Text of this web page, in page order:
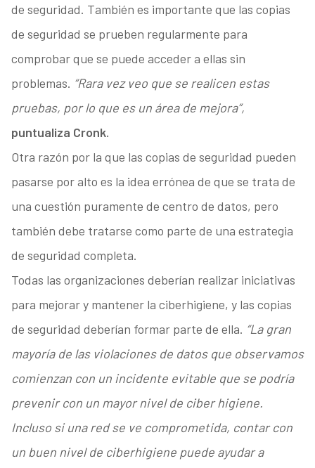
de seguridad. También es importante que las copias
de seguridad se prueben regularmente para
comprobar que se puede acceder a ellas sin
problemas. “Rara vez veo que se realicen estas
pruebas, por lo que es un área de mejora”,
puntualiza Cronk.
Otra razón por la que las copias de seguridad pueden
pasarse por alto es la idea errónea de que se trata de
una cuestión puramente de centro de datos, pero
también debe tratarse como parte de una estrategia
de seguridad completa.
Todas las organizaciones deberían realizar iniciativas
para mejorar y mantener la ciberhigiene, y las copias
de seguridad deberían formar parte de ella. “La gran
mayoría de las violaciones de datos que observamos
comienzan con un incidente evitable que se podría
prevenir con un mayor nivel de ciber higiene.
Incluso si una red se ve comprometida, contar con
un buen nivel de ciberhigiene puede ayudar a